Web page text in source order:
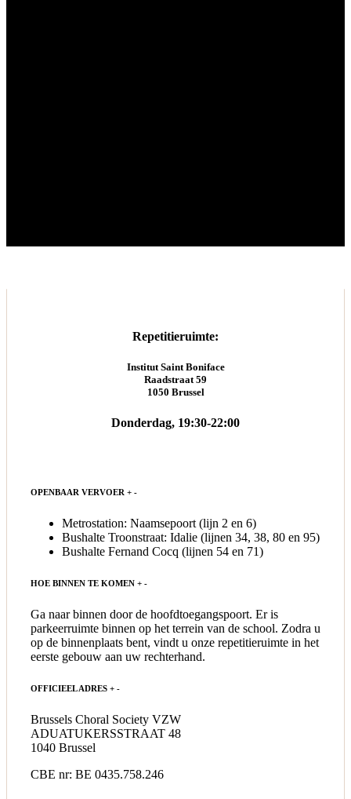
Repetitieruimte:
Institut Saint Boniface
Raadstraat 59
1050 Brussel
Donderdag, 19:30-22:00
OPENBAAR VERVOER + -
Metrostation: Naamsepoort (lijn 2 en 6)
Bushalte Troonstraat: Idalie (lijnen 34, 38, 80 en 95)
Bushalte Fernand Cocq (lijnen 54 en 71)
HOE BINNEN TE KOMEN + -
Ga naar binnen door de hoofdtoegangspoort. Er is
parkeerruimte binnen op het terrein van de school. Zodra u
op de binnenplaats bent, vindt u onze repetitieruimte in het
eerste gebouw aan uw rechterhand.
OFFICIEEL ADRES + -
Brussels Choral Society VZW
ADUATUKERSSTRAAT 48
1040 Brussel
CBE nr: BE 0435.758.246